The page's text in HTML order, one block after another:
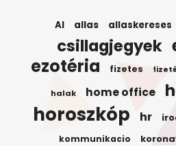
AI allas allaskereses
csillagjegyek
ezotéria fizetes
halak home office
horoszkóp hr
kommunikacio